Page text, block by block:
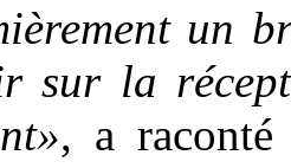
un
sur la
, a